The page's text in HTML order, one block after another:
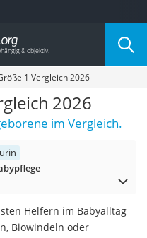
1 Vergleich 2026
2026
im Vergleich.
Helfern im Babyalltag
Biowindeln oder